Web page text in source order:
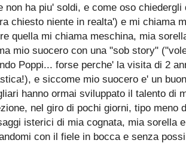
non ha piu' soldi, e come oso
chiesto niente in realta') e mi chiama
quella mi chiama meschina, mia
mio suocero con una "sob story"
Poppi... forse perche' la visita di 2
e siccome mio suocero e' un
hanno ormai sviluppato il talento di
nel giro di pochi giorni, tipo meno
isterici di mia cognata, mia sorella
con il fiele in bocca e senza